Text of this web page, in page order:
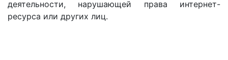
деятельности, нарушающей права интернет-
ресурса или других лиц.